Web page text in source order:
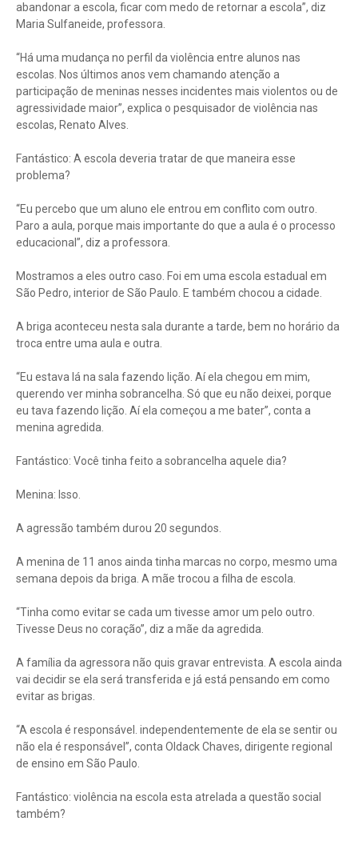
abandonar a escola, ficar com medo de retornar a escola”, diz
Maria Sulfaneide, professora.
“Há uma mudança no perfil da violência entre alunos nas
escolas. Nos últimos anos vem chamando atenção a
participação de meninas nesses incidentes mais violentos ou de
agressividade maior”, explica o pesquisador de violência nas
escolas, Renato Alves.
Fantástico: A escola deveria tratar de que maneira esse
problema?
“Eu percebo que um aluno ele entrou em conflito com outro.
Paro a aula, porque mais importante do que a aula é o processo
educacional”, diz a professora.
Mostramos a eles outro caso. Foi em uma escola estadual em
São Pedro, interior de São Paulo. E também chocou a cidade.
A briga aconteceu nesta sala durante a tarde, bem no horário da
troca entre uma aula e outra.
“Eu estava lá na sala fazendo lição. Aí ela chegou em mim,
querendo ver minha sobrancelha. Só que eu não deixei, porque
eu tava fazendo lição. Aí ela começou a me bater”, conta a
menina agredida.
Fantástico: Você tinha feito a sobrancelha aquele dia?
Menina: Isso.
A agressão também durou 20 segundos.
A menina de 11 anos ainda tinha marcas no corpo, mesmo uma
semana depois da briga. A mãe trocou a filha de escola.
“Tinha como evitar se cada um tivesse amor um pelo outro.
Tivesse Deus no coração”, diz a mãe da agredida.
A família da agressora não quis gravar entrevista. A escola ainda
vai decidir se ela será transferida e já está pensando em como
evitar as brigas.
“A escola é responsável. independentemente de ela se sentir ou
não ela é responsável”, conta Oldack Chaves, dirigente regional
de ensino em São Paulo.
Fantástico: violência na escola esta atrelada a questão social
também?